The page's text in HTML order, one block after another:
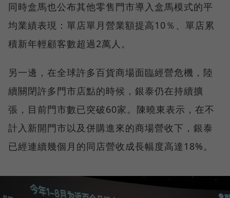
同時盒馬也公布其他零售門市導入盒馬模式的平
均業績表現：單店單月營業額提高10％、單店累
積新年輕顧客數超過2萬人。
另一邊，在全球許多百貨商場面臨經營危機，陸
續關閉許多門市店點的時候，銀泰仍在持續擴
張，目前門市數已突破60家。陳曉東表示，在不
計入新開門市以及併購進來的商場營收下，銀泰
已經連續幾個月的同店營收成長幅度高達18%。